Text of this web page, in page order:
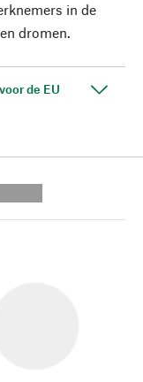
in de
dromen.
de EU